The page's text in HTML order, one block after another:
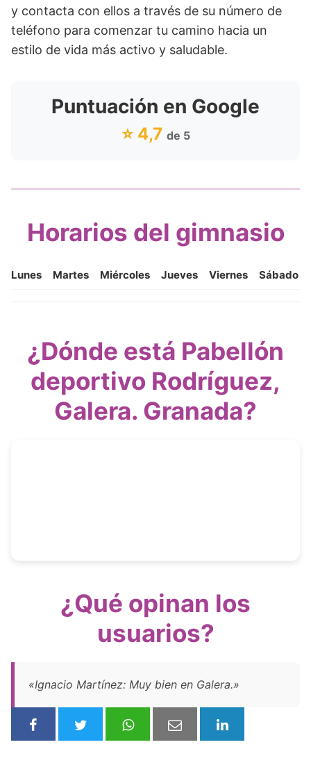
y contacta con ellos a través de su número de
teléfono para comenzar tu camino hacia un
estilo de vida más activo y saludable.
Puntuación en Google
⭐ 4,7 de 5
Horarios del gimnasio
Lunes Martes Miércoles Jueves Viernes Sábado
¿Dónde está Pabellón
deportivo Rodríguez,
Galera. Granada?
¿Qué opinan los
usuarios?
«Ignacio Martínez: Muy bien en Galera.»